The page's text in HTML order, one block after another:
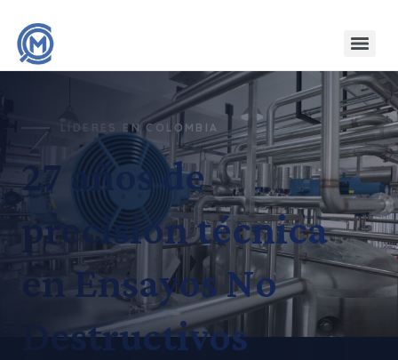
LÍDERES EN COLOMBIA
27 años de
precisión técnica
en Ensayos No
Destructivos